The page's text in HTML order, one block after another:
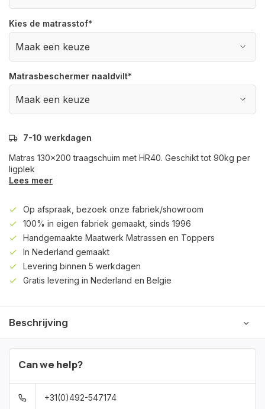
Kies de matrasstof*
Matrasbeschermer naaldvilt*
7-10 werkdagen
Matras 130x200 traagschuim met HR40. Geschikt tot 90kg per
ligplek
Lees meer
Op afspraak, bezoek onze fabriek/showroom
100% in eigen fabriek gemaakt, sinds 1996
Handgemaakte Maatwerk Matrassen en Toppers
In Nederland gemaakt
Levering binnen 5 werkdagen
Gratis levering in Nederland en Belgie
Beschrijving
Can we help?
+31(0)492-547174